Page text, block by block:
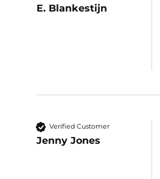
E. Blankestijn
Verified Customer
Jenny Jones